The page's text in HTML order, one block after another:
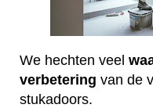
We hechten veel
verbetering van de
stukadoors.